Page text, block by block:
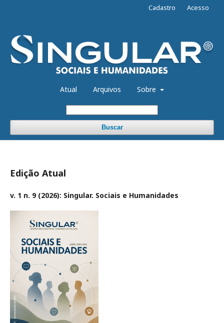
Atual Arquivos Sobre
Buscar
Cadastro Acesso
Edição Atual
v. 1 n. 9 (2026): Singular. Sociais e Humanidades